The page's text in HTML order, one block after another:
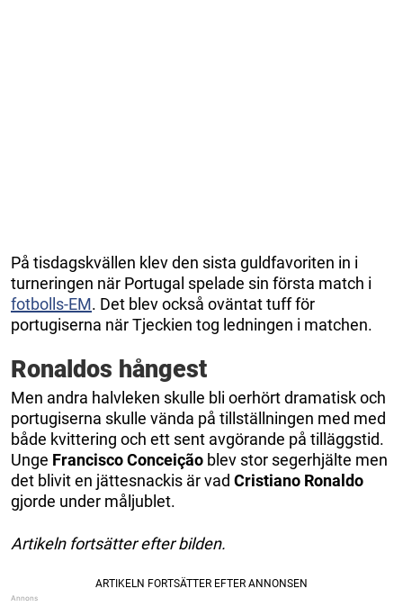
På tisdagskvällen klev den sista guldfavoriten in i
turneringen när Portugal spelade sin första match i
fotbolls-EM. Det blev också oväntat tuff för
portugiserna när Tjeckien tog ledningen i matchen.
Ronaldos hångest
Men andra halvleken skulle bli oerhört dramatisk och
portugiserna skulle vända på tillställningen med med
både kvittering och ett sent avgörande på tilläggstid.
Unge Francisco Conceição blev stor segerhjälte men
det blivit en jättesnackis är vad Cristiano Ronaldo
gjorde under måljublet.
Artikeln fortsätter efter bilden.